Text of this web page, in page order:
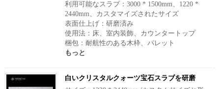
利用可能なスラブ：3000 * 1500mm、1220 *
2440mm、カスタマイズされたサイズ
表面仕上げ：研磨済み
使用法：床、室内装飾、カウンタートップ
梱包：耐航性のある木枠、パレット
もっと
白いクリスタルクォーツ宝石スラブを研磨